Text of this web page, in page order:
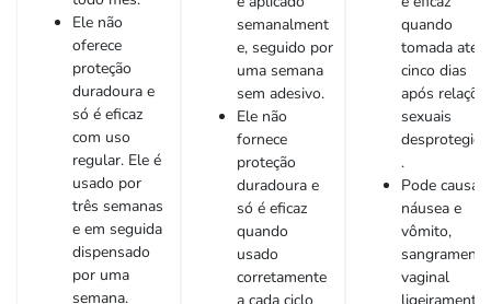
Ele não
oferece
proteção
duradoura e
só é eficaz
com uso
regular. Ele é
usado por
três semanas
e em seguida
dispensado
por uma
semana.
semanalment
e, seguido por
uma semana
sem adesivo.
Ele não
fornece
proteção
duradoura e
só é eficaz
quando
usado
corretamente
quando
tomada até
cinco dias
após
sexuais
.
Pode causar
náusea e
vômito,
sangramento
vaginal